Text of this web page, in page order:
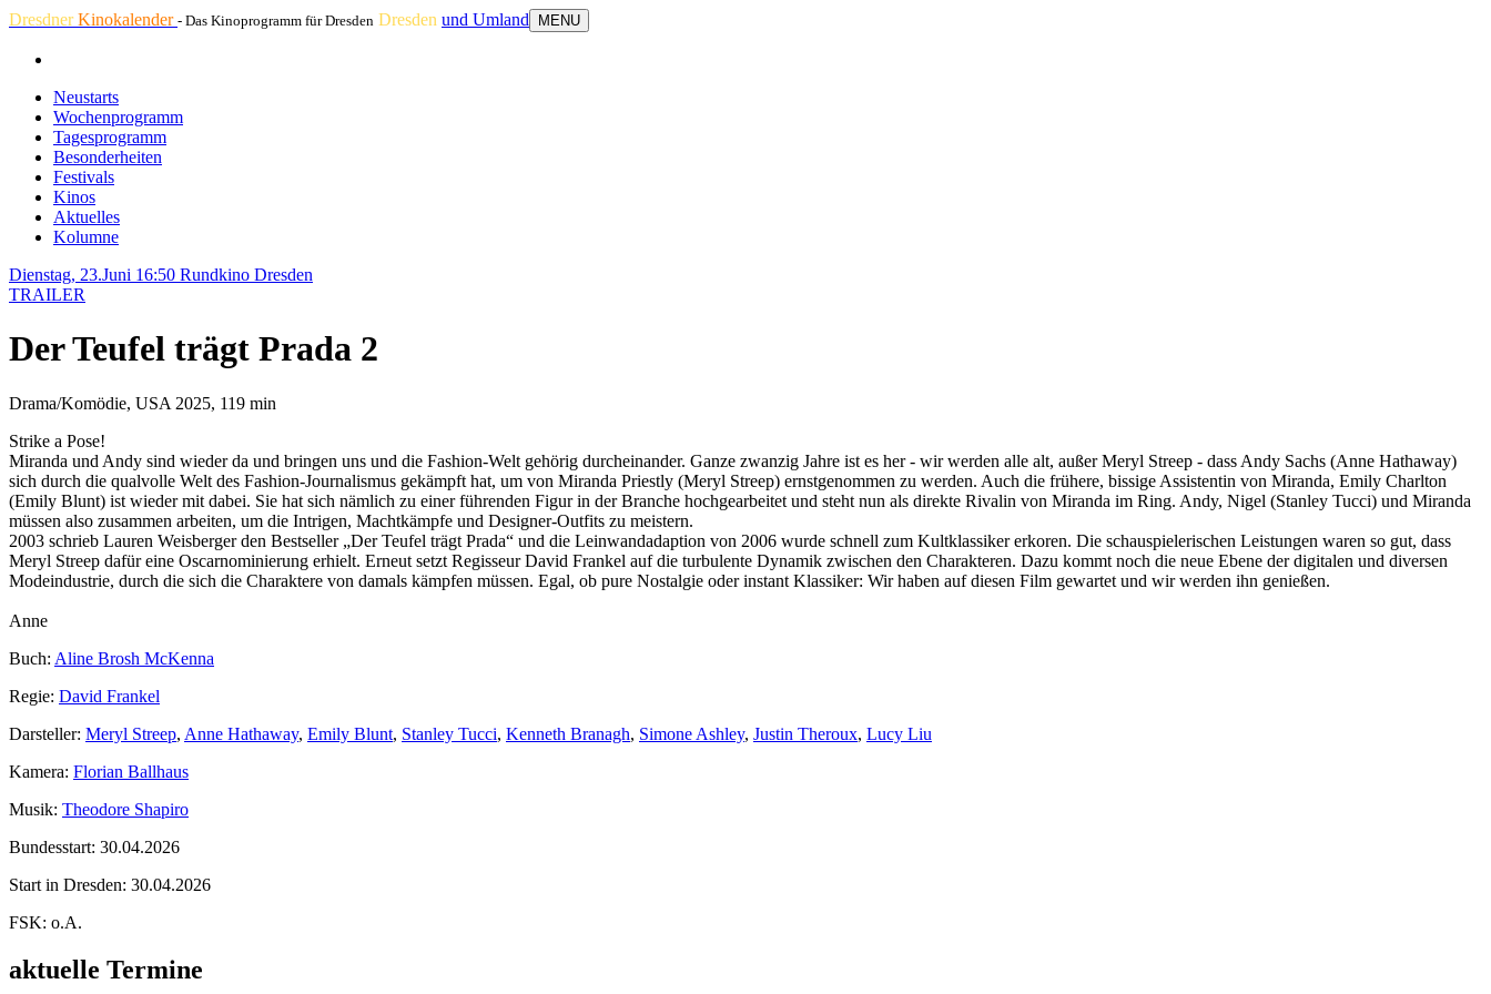
DresdnerKinokalender - Das Kinoprogramm für Dresden Dresden und Umland MENU
Neustarts
Wochenprogramm
Tagesprogramm
Besonderheiten
Festivals
Kinos
Aktuelles
Kolumne
Dienstag, 23.Juni 16:50 Rundkino Dresden
TRAILER
Der Teufel trägt Prada 2
Drama/Komödie, USA 2025, 119 min
Strike a Pose!
Miranda und Andy sind wieder da und bringen uns und die Fashion-Welt gehörig durcheinander. Ganze zwanzig Jahre ist es her - wir werden alle alt, außer Meryl Streep - dass Andy Sachs (Anne Hathaway)
sich durch die qualvolle Welt des Fashion-Journalismus gekämpft hat, um von Miranda Priestly (Meryl Streep) ernstgenommen zu werden. Auch die frühere, bissige Assistentin von Miranda, Emily Charlton
(Emily Blunt) ist wieder mit dabei. Sie hat sich nämlich zu einer führenden Figur in der Branche hochgearbeitet und steht nun als direkte Rivalin von Miranda im Ring. Andy, Nigel (Stanley Tucci) und Miranda
müssen also zusammen arbeiten, um die Intrigen, Machtkämpfe und Designer-Outfits zu meistern.
2003 schrieb Lauren Weisberger den Bestseller „Der Teufel trägt Prada“ und die Leinwandadaption von 2006 wurde schnell zum Kultklassiker erkoren. Die schauspielerischen Leistungen waren so gut, dass
Meryl Streep dafür eine Oscarnominierung erhielt. Erneut setzt Regisseur David Frankel auf die turbulente Dynamik zwischen den Charakteren. Dazu kommt noch die neue Ebene der digitalen und diversen
Modeindustrie, durch die sich die Charaktere von damals kämpfen müssen. Egal, ob pure Nostalgie oder instant Klassiker: Wir haben auf diesen Film gewartet und wir werden ihn genießen.
Anne
Buch: Aline Brosh McKenna
Regie: David Frankel
Darsteller: Meryl Streep, Anne Hathaway, Emily Blunt, Stanley Tucci, Kenneth Branagh, Simone Ashley, Justin Theroux, Lucy Liu
Kamera: Florian Ballhaus
Musik: Theodore Shapiro
Bundesstart: 30.04.2026
Start in Dresden: 30.04.2026
FSK: o.A.
aktuelle Termine